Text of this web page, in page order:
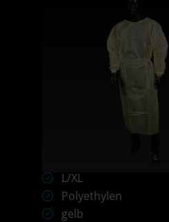
L/XL
Polyethylen
gelb